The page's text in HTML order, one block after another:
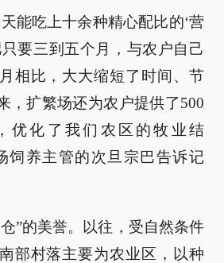
能吃上十余种精心配比的‘营
要三到五个月，与农户自己
相比，大大缩短了时间、节
，扩繁场还为农户提供了500
优化了我们农区的牧业结
饲养主管的次旦宗巴告诉记
”的美誉。以往，受自然条件
部村落主要为农业区，以种